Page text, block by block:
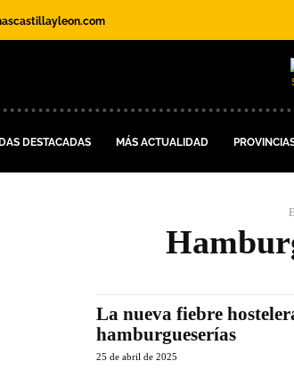
DESTACADAS MÁS ACTUALIDAD
La nueva fiebre
hamburgueserías
25 de abril de 2025